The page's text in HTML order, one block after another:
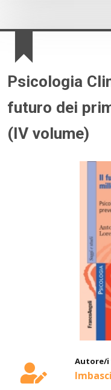
Psicologia
futuro dei
(IV volume)
Autore/i